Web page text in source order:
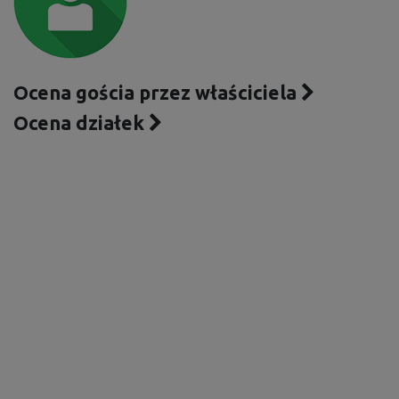
Ocena gościa przez właściciela
Ocena działek